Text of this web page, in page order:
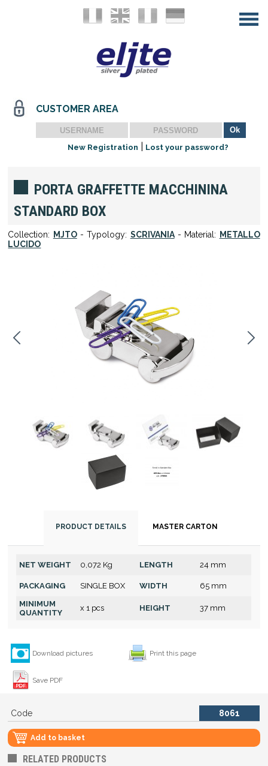
CUSTOMER AREA
New Registration Lost your password?
PORTA GRAFFETTE MACCHININA
STANDARD BOX
Collection: MJTO- Typology: SCRIVANIA- Material:
METALLO
LUCIDO
PRODUCT DETAILS MASTER CARTON
NET WEIGHT 0,072 Kg LENGTH 24 mm
PACKAGING SINGLE BOX WIDTH
65 mm
MINIMUM
QUANTITY
x 1 pcs HEIGHT 37 mm
Download pictures Print this page
Save PDF
Code 8061
Add to basket
RELATED PRODUCTS